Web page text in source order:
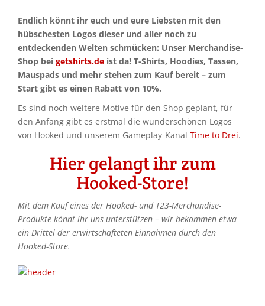
Jobs
Discord
Endlich könnt ihr euch und eure Liebsten mit den
hübschesten Logos dieser und aller noch zu
entdeckenden Welten schmücken: Unser Merchandise-
Shop bei getshirts.de ist da! T-Shirts, Hoodies, Tassen,
Mauspads und mehr stehen zum Kauf bereit – zum
Start gibt es einen Rabatt von 10%.
Es sind noch weitere Motive für den Shop geplant, für
den Anfang gibt es erstmal die wunderschönen Logos
von Hooked und unserem Gameplay-Kanal Time to Drei.
Hier gelangt ihr zum
Hooked-Store!
Mit dem Kauf eines der Hooked- und T23-Merchandise-
Produkte könnt ihr uns unterstützen – wir bekommen etwa
ein Drittel der erwirtschafteten Einnahmen durch den
Hooked-Store.